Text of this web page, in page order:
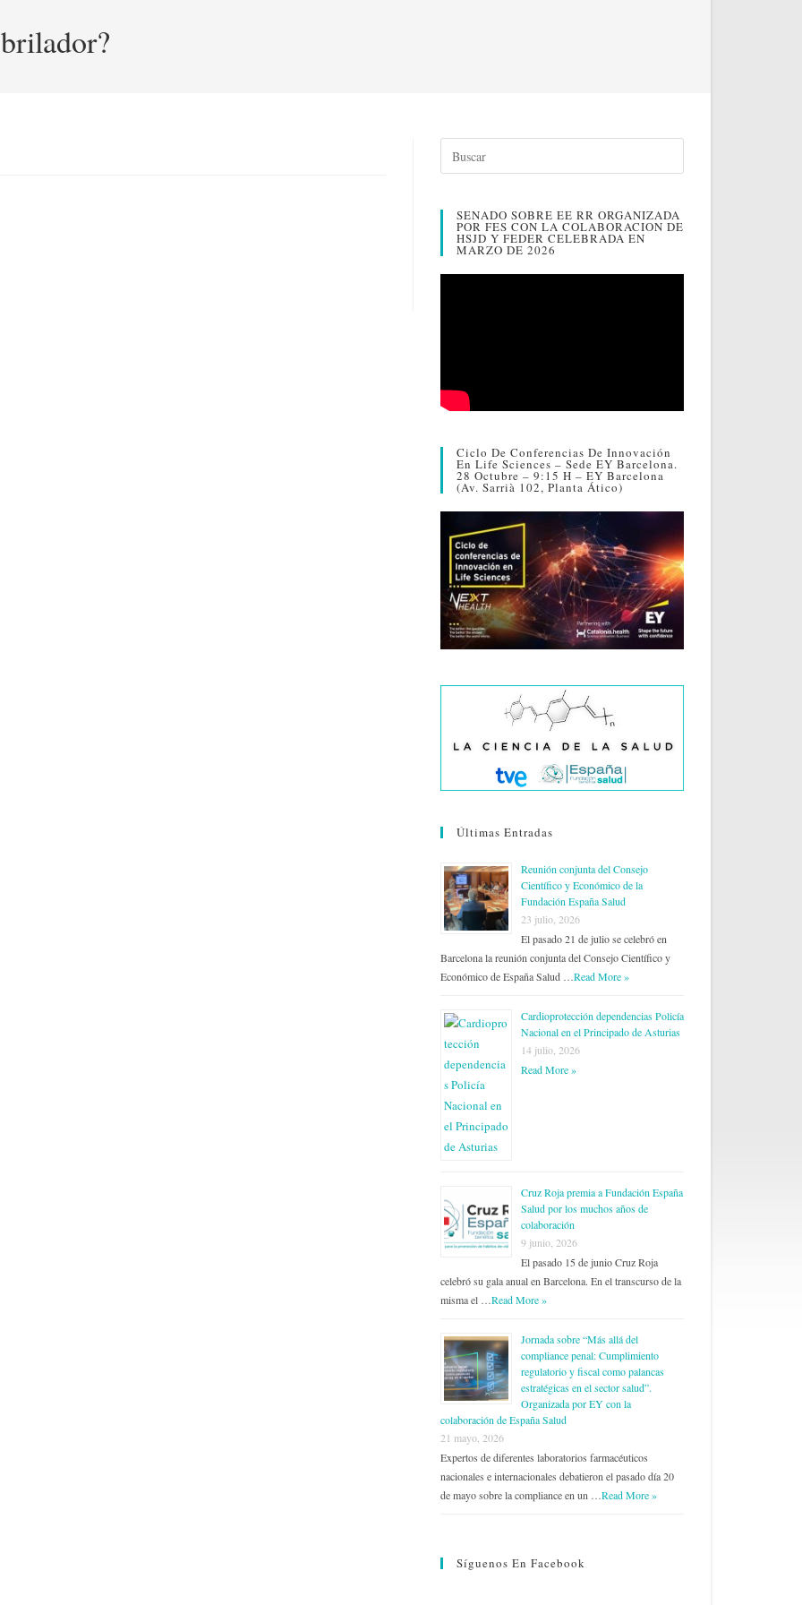
SENADO SOBRE EE RR ORGANIZADA
POR FES CON LA COLABORACION DE
HSJD Y FEDER CELEBRADA EN
MARZO DE 2026
Ciclo De Conferencias De Innovación
En Life Sciences – Sede EY Barcelona.
28 Octubre – 9:15 H – EY Barcelona
(Av. Sarrià 102, Planta Ático)
Últimas Entradas
Reunión conjunta del Consejo
Científico y Económico de la
Fundación España Salud
23 julio, 2026
El pasado 21 de julio se celebró en
Barcelona la reunión conjunta del Consejo Científico y
Económico de España Salud …Read More »
Cardioprotección dependencias Policía
Nacional en el Principado de Asturias
14 julio, 2026
Read More »
Cruz Roja premia a Fundación España
Salud por los muchos años de
colaboración
9 junio, 2026
El pasado 15 de junio Cruz Roja
celebró su gala anual en Barcelona. En el transcurso de la
misma el …Read More »
Jornada sobre “Más allá del
compliance penal: Cumplimiento
regulatorio y fiscal como palancas
estratégicas en el sector salud”.
Organizada por EY con la
colaboración de España Salud
21 mayo, 2026
Expertos de diferentes laboratorios farmacéuticos
nacionales e internacionales debatieron el pasado día 20
de mayo sobre la compliance en un …Read More »
Síguenos En Facebook